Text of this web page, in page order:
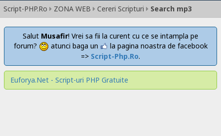
Script-PHP.Ro ZONA WEB Cereri Scripturi Search mp3
Salut Musafir! Vrei sa fii la curent cu ce se intampla pe
forum?
atunci baga un
la pagina noastra de facebook
=> Script-Php.Ro.
Euforya.Net - Script-uri PHP Gratuite